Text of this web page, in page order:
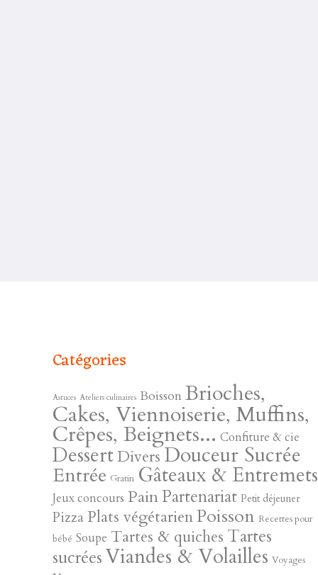
Catégories
Astuces Ateliers culinaires Boisson Brioches,
Cakes, Viennoiserie, Muffins,
Crêpes, Beignets... Confiture & cie
DessertDivers Douceur Sucrée
Entrée Gratin Gâteaux & Entremets
Jeux concours PainPartenariat Petit déjeuner
PizzaPlats végétarienPoisson Recettes pour
bébé Soupe Tartes & quiches Tartes
sucréesViandes & Volailles Voyages